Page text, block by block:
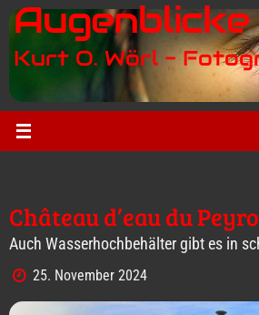
Zum
Inhalt
springen
Augenblicke
Kurt O. Wörl -
Château d’eau du
Auch Wasserhochbehälter gibt es in
25. November 2024